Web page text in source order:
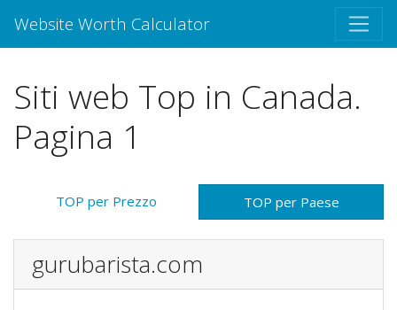
Website Worth Calculator
Siti web Top in Canada.
Pagina 1
TOP per Prezzo TOP per Paese
gurubarista.com